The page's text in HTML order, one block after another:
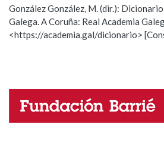
Pertence a
Observación Hai un erro na
Propoño mellorar a definición
Nome
González González, M. (dir.):
Galega. A Coruña: Real Academia
<https://academia.gal/dicionario>